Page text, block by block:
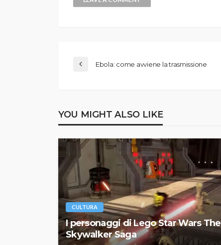
Ebola: come avviene la trasmissione
YOU MIGHT ALSO LIKE
CULTURA
I personaggi di Lego Star Wars The
Skywalker Saga